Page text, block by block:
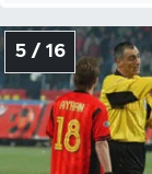
5 / 16